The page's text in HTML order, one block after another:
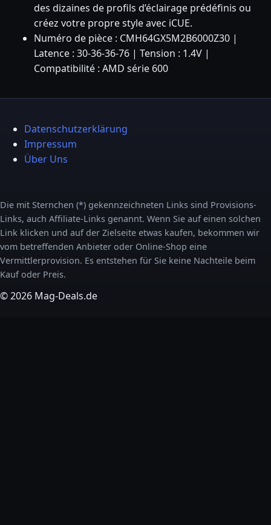
des dizaines de profils d’éclairage prédéfinis ou
créez votre propre style avec iCUE.
Numéro de pièce : CMH64GX5M2B6000Z30 |
Latence : 30-36-36-76 | Tension : 1.4V |
Compatibilité : AMD série 600
Datenschutzerklärung
Impressum
Über Uns
Die mit Sternchen (*) gekennzeichneten Links sind Provisions-
Links, auch Affiliate-Links genannt. Wenn Sie auf einen solchen
Link klicken und auf der Zielseite etwas kaufen, bekommen wir
vom betreffenden Anbieter oder Online-Shop eine
Vermittlerprovision. Es entstehen für Sie keine Nachteile beim
Kauf oder Preis.
© 2026 Mag-Deals.de